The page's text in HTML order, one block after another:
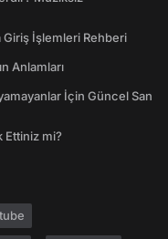
Giriş İşlemleri Rehberi
Anlamları
İçin Güncel San
Ettiniz mi?